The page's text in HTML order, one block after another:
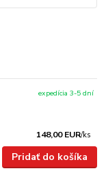
148,00 EUR/ks
expedícia 3-5 dní
Pridať do košíka